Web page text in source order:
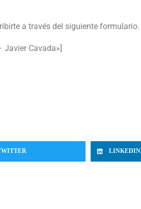
a través del siguiente formulario.
Javier Cavada»]
LINKEDIN